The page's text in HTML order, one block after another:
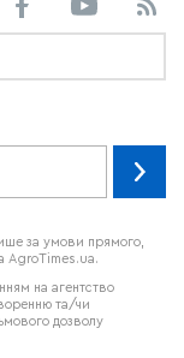
за умови прямого,
AgroTimes.ua.
на агентство
та/чи
дозволу